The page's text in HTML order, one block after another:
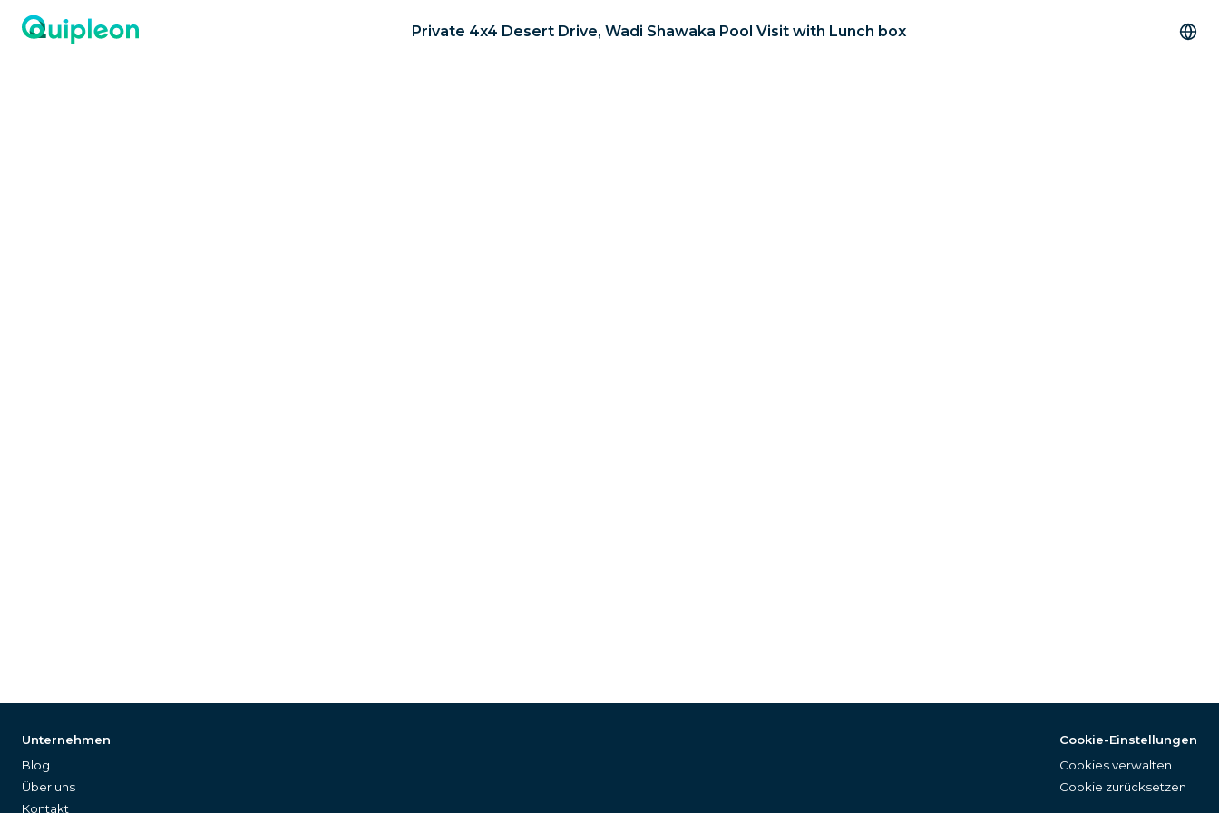
Private 4x4 Desert Drive, Wadi Shawaka Pool Visit with Lunch box
Unternehmen
Blog
Über uns
Kontakt
Cookie-Einstellungen
Cookies verwalten
Cookie zurücksetzen